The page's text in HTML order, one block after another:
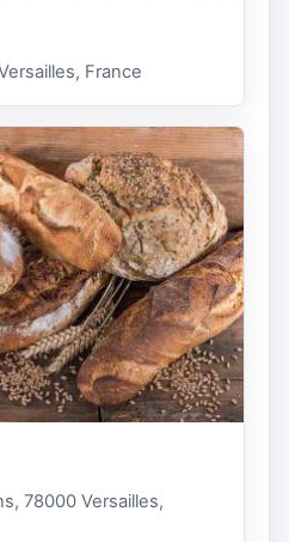
France
78000 Versailles,